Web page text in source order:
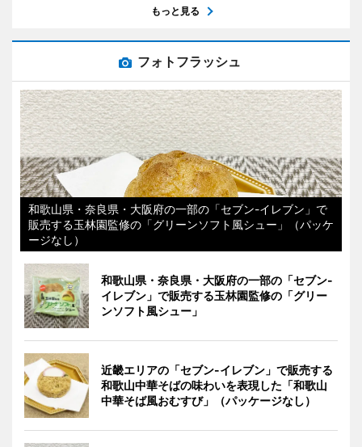
もっと見る
フォトフラッシュ
和歌山県・奈良県・大阪府の一部の「セブン-イレブン」で
販売する玉林園監修の「グリーンソフト風シュー」（パッケ
ージなし）
和歌山県・奈良県・大阪府の一部の「セブン-
イレブン」で販売する玉林園監修の「グリー
ンソフト風シュー」
近畿エリアの「セブン-イレブン」で販売する
和歌山中華そばの味わいを表現した「和歌山
中華そば風おむすび」（パッケージなし）